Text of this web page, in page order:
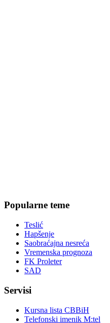
Popularne teme
Teslić
Hapšenje
Saobraćajna nesreća
Vremenska prognoza
FK Proleter
SAD
Servisi
Kursna lista CBBiH
Telefonski imenik M:tel